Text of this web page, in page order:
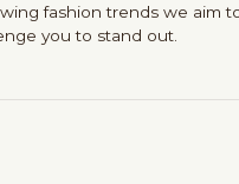
fashion trends we aim
you to stand out.